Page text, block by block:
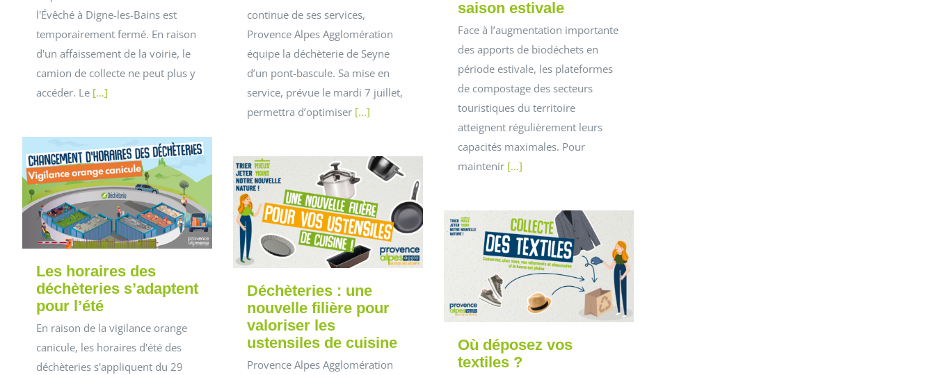
l'Évêché à Digne-les-Bains est
temporairement fermé. En raison
d'un affaissement de la voirie, le
camion de collecte ne peut plus y
accéder. Le [...]
continue de ses services,
Provence Alpes Agglomération
équipe la déchèterie de Seyne
d’un pont-bascule. Sa mise en
service, prévue le mardi 7 juillet,
permettra d’optimiser [...]
saison estivale
Face à l’augmentation importante
des apports de biodéchets en
période estivale, les plateformes
de compostage des secteurs
touristiques du territoire
atteignent régulièrement leurs
capacités maximales. Pour
maintenir [...]
Les horaires des
déchèteries s’adaptent
pour l’été
En raison de la vigilance orange
canicule, les horaires d'été des
déchèteries s'appliquent du 29
Déchèteries : une
nouvelle filière pour
valoriser les
ustensiles de cuisine
Provence Alpes Agglomération
Où déposez vos
textiles ?